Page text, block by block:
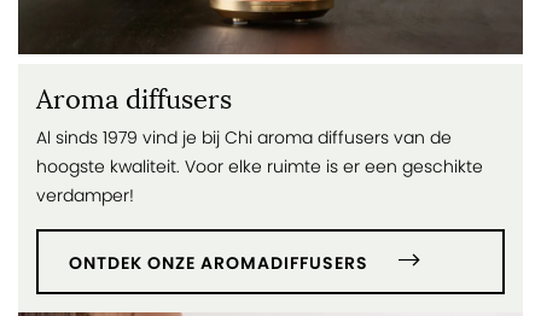
Aroma diffusers
Al sinds 1979 vind je bij Chi aroma diffusers van de
hoogste kwaliteit. Voor elke ruimte is er een geschikte
verdamper!
ONTDEK ONZE AROMADIFFUSERS